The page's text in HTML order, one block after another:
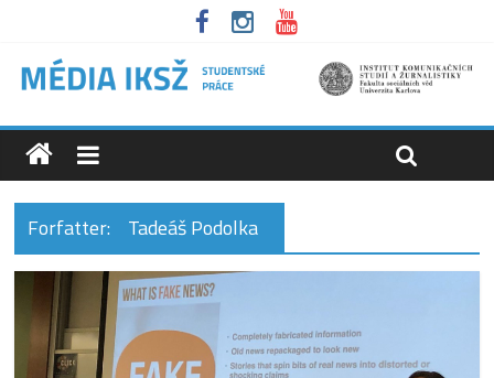
Forfatter: Tadeáš Podolka